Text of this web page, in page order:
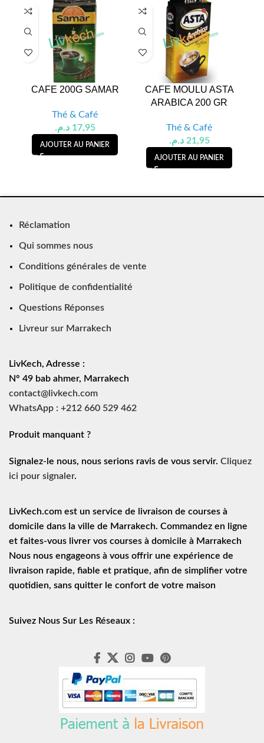
CAFE 200G SAMAR
Thé & Café
17,95 د.م.
AJOUTER AU PANIER
CAFE MOULU ASTA
ARABICA 200 GR
Thé & Café
21,95 د.م.
AJOUTER AU PANIER
Réclamation
Qui sommes nous
Conditions générales de vente
Politique de confidentialité
Questions Réponses
Livreur sur Marrakech
LivKech, Adresse :
N° 49 bab ahmer, Marrakech
contact@livkech.com
WhatsApp : +212 660 529 462
Produit manquant ?
Signalez-le nous, nous serions ravis de vous servir. Cliquez
ici pour signaler.
LivKech.com est un service de
livraison de courses à
domicile dans la ville de Marrakech. Commandez en ligne
et faites-vous livrer vos courses à domicile à Marrakech
Nous nous engageons à vous offrir une expérience de
livraison rapide, fiable et pratique, afin de simplifier votre
quotidien, sans quitter le confort de votre maison
Suivez Nous Sur Les Réseaux :